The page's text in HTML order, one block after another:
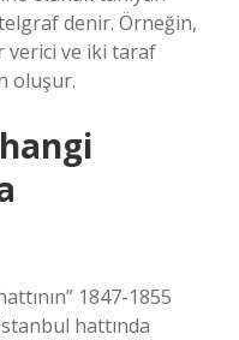
denir. Örneğin,
verici ve iki taraf
oluşur.
1847-1855
hattında